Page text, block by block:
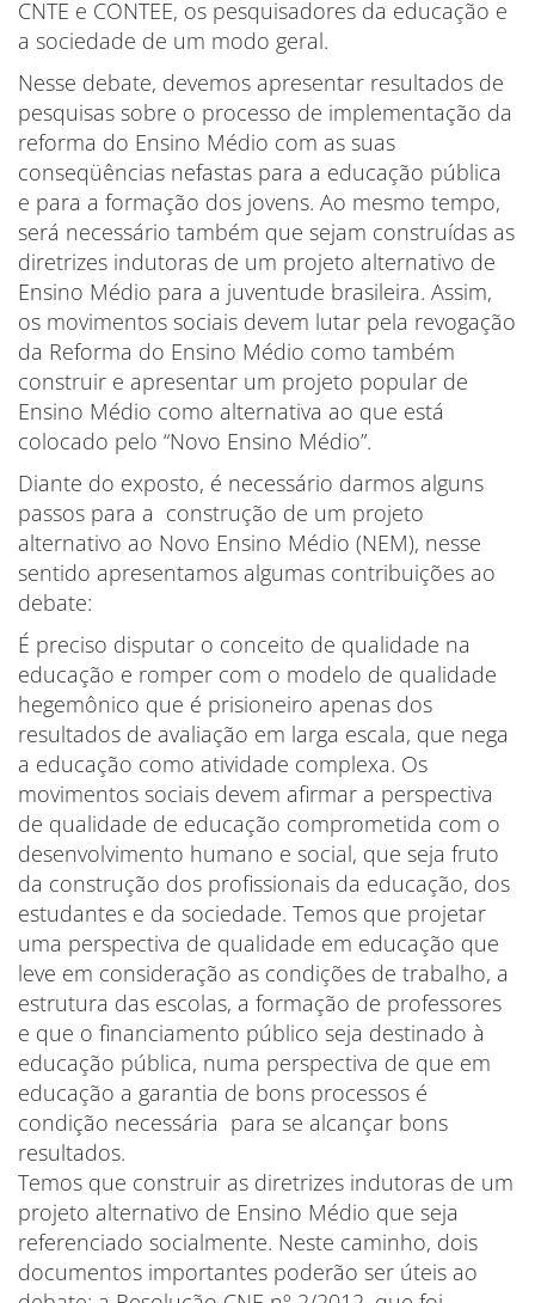
CNTE e CONTEE, os pesquisadores da educação e
a sociedade de um modo geral.
Nesse debate, devemos apresentar resultados de
pesquisas sobre o processo de implementação da
reforma do Ensino Médio com as suas
conseqüências nefastas para a educação pública
e para a formação dos jovens. Ao mesmo tempo,
será necessário também que sejam construídas as
diretrizes indutoras de um projeto alternativo de
Ensino Médio para a juventude brasileira. Assim,
os movimentos sociais devem lutar pela revogação
da Reforma do Ensino Médio como também
construir e apresentar um projeto popular de
Ensino Médio como alternativa ao que está
colocado pelo “Novo Ensino Médio”.
Diante do exposto, é necessário darmos alguns
passos para a construção de um projeto
alternativo ao Novo Ensino Médio (NEM), nesse
sentido apresentamos algumas contribuições ao
debate:
É preciso disputar o conceito de qualidade na
educação e romper com o modelo de qualidade
hegemônico que é prisioneiro apenas dos
resultados de avaliação em larga escala, que nega
a educação como atividade complexa. Os
movimentos sociais devem afirmar a perspectiva
de qualidade de educação comprometida com o
desenvolvimento humano e social, que seja fruto
da construção dos profissionais da educação, dos
estudantes e da sociedade. Temos que projetar
uma perspectiva de qualidade em educação que
leve em consideração as condições de trabalho, a
estrutura das escolas, a formação de professores
e que o financiamento público seja destinado à
educação pública, numa perspectiva de que em
educação a garantia de bons processos é
condição necessária para se alcançar bons
resultados.
Temos que construir as diretrizes indutoras de um
projeto alternativo de Ensino Médio que seja
referenciado socialmente. Neste caminho, dois
documentos importantes poderão ser úteis ao